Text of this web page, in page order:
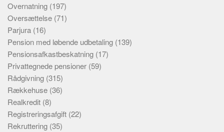
Overnatning (197)
Oversættelse (71)
Parjura (16)
Pension med løbende udbetaling (139)
Pensionsafkastbeskatning (17)
Privattegnede pensioner (59)
Rådgivning (315)
Rækkehuse (36)
Realkredit (8)
Registreringsafgift (22)
Rekruttering (35)